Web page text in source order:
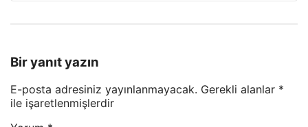
Bir yanıt yazın
E-posta adresiniz yayınlanmayacak. Gerekli alanlar *
ile işaretlenmişlerdir